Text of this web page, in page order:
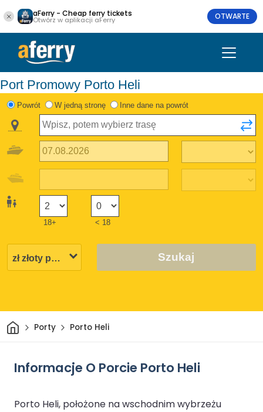
aFerry - Cheap ferry tickets
Otwórz w aplikacji aFerry OTWARTE
Port Promowy Porto Heli
Powrót W jedną stronę Inne dane na powrót
18+ < 18
Szukaj
DomPorty Porto Heli
Informacje O Porcie Porto Heli
Porto Heli, położone na wschodnim wybrzeżu